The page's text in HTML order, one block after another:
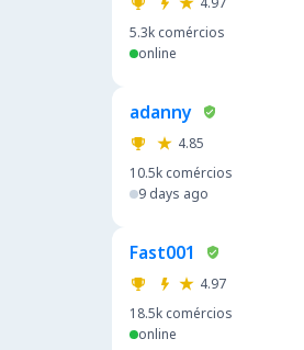
5.3k comércios
online
adanny
4.85
10.5k comércios
9 days ago
Fast001
4.97
18.5k comércios
online